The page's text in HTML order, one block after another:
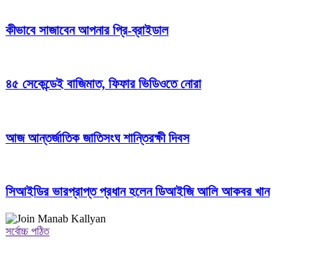
কীভাবে সাজাবেন আপনার প্রি-ব্রাইডাল
৪৫ সেকেন্ডেই বাজিমাত, ফিফার ভিডিওতে নোরা
আজ আন্তর্জাতিক জাতিসংঘ শান্তিরক্ষী দিবস
সিআইডির ভারপ্রাপ্ত প্রধান হলেন ডিআইজি আলি আকবর খান
সর্বোচ্চ পঠিত